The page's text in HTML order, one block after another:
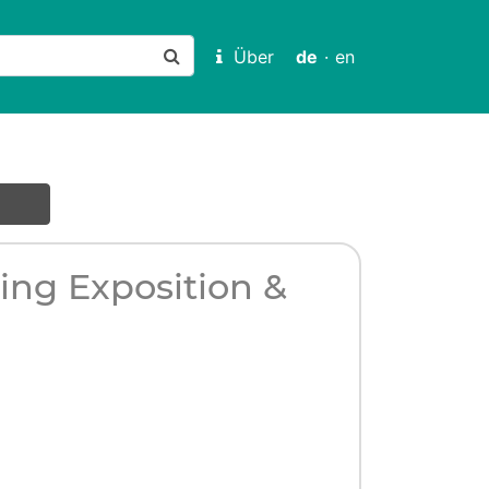
Über de · en
Exposition &